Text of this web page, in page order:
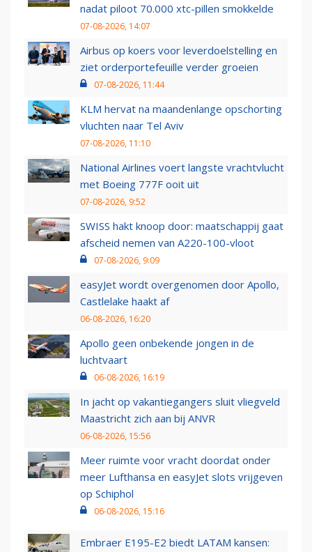
nadat piloot 70.000 xtc-pillen smokkelde
07-08-2026, 14:07
Airbus op koers voor leverdoelstelling en
ziet orderportefeuille verder groeien
07-08-2026, 11:44
KLM hervat na maandenlange opschorting
vluchten naar Tel Aviv
07-08-2026, 11:10
National Airlines voert langste vrachtvlucht
met Boeing 777F ooit uit
07-08-2026, 9:52
SWISS hakt knoop door: maatschappij gaat
afscheid nemen van A220-100-vloot
07-08-2026, 9:09
easyJet wordt overgenomen door Apollo,
Castlelake haakt af
06-08-2026, 16:20
Apollo geen onbekende jongen in de
luchtvaart
06-08-2026, 16:19
In jacht op vakantiegangers sluit vliegveld
Maastricht zich aan bij ANVR
06-08-2026, 15:56
Meer ruimte voor vracht doordat onder
meer Lufthansa en easyJet slots vrijgeven
op Schiphol
06-08-2026, 15:16
Embraer E195-E2 biedt LATAM kansen: